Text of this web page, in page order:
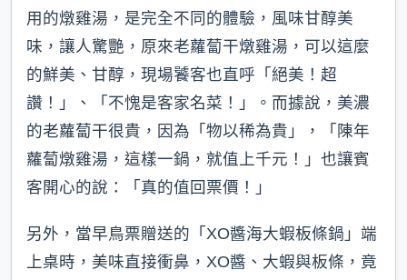
用的燉雞湯，是完全不同的體驗，風味甘醇美
味，讓人驚艷，原來老蘿蔔干燉雞湯，可以這麼
的鮮美、甘醇，現場饕客也直呼「絕美！超
讚！」、「不愧是客家名菜！」。而據說，美濃
的老蘿蔔干很貴，因為「物以稀為貴」，「陳年
蘿蔔燉雞湯，這樣一鍋，就值上千元！」也讓賓
客開心的說：「真的值回票價！」
另外，當早鳥票贈送的「XO醬海大蝦板條鍋」端
上桌時，美味直接衝鼻，XO醬、大蝦與板條，竟